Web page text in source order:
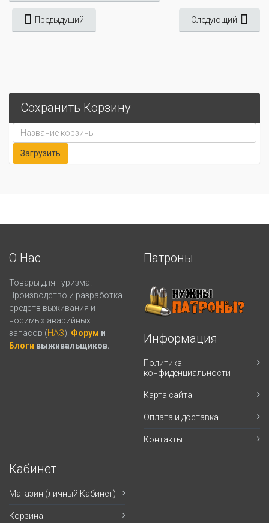
Предыдущий Следующий
Сохранить Корзину
О Нас
Товары для туризма.
Производство и разработка
средств выживания и
носимых аварийных
запасов (НАЗ). Форум и
Блоги выживальщиков.
Патроны
Информация
Политика
конфиденциальности
Карта сайта
Оплата и доставка
Контакты
Кабинет
Магазин (личный Кабинет)
Корзина